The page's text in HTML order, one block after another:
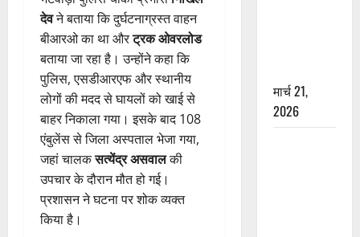
देवने बताया कि दुर्घटनाग्रस्त वाहन
बीआरओ का था औरट्रक ओवरलोड
बताया जा रहा है। उन्होंने कहा कि
पुलिस, एसडीआरएफ और स्थानीय
लोगों की मदद से घायलों को खाई से
बाहर निकाला गया। इसके बाद 108
एंबुलेंस से जिला अस्पताल भेजा गया,
जहां चालकसत्येंद्र असवालकी
उपचार के दौरान मौत हो गई।
प्रशासन ने घटना पर शोक व्यक्त
किया है।
मार्च 21,
2026